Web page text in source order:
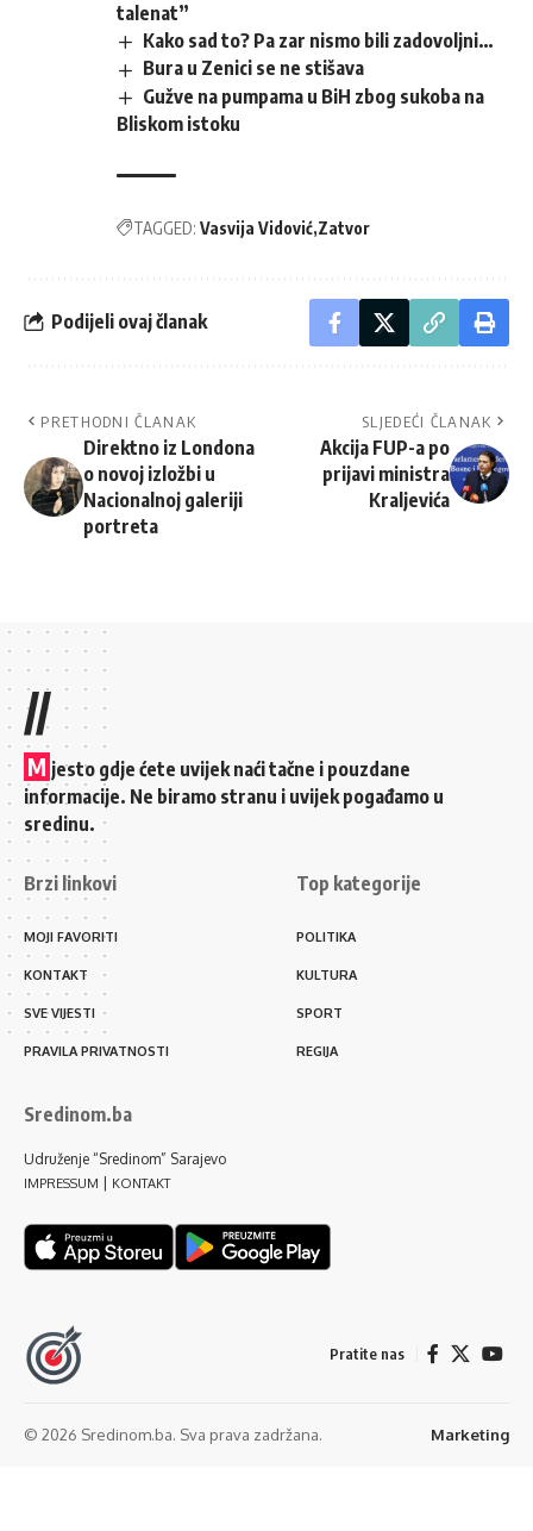
talenat”
Kako sad to? Pa zar nismo bili zadovoljni…
Bura u Zenici se ne stišava
Gužve na pumpama u BiH zbog sukoba na
Bliskom istoku
TAGGED: Vasvija Vidović Zatvor
Podijeli ovaj članak
PRETHODNI ČLANAK
Direktno iz Londona
o novoj izložbi u
Nacionalnoj galeriji
portreta
SLJEDEĆI ČLANAK
Akcija FUP-a po
prijavi ministra
Kraljevića
//
M jesto gdje ćete uvijek naći tačne i pouzdane
informacije. Ne biramo stranu i uvijek pogađamo u
sredinu.
Brzi linkovi
MOJI FAVORITI
KONTAKT
SVE VIJESTI
PRAVILA PRIVATNOSTI
Top kategorije
POLITIKA
KULTURA
SPORT
REGIJA
Sredinom.ba
Udruženje “Sredinom” Sarajevo
IMPRESSUM | KONTAKT
Pratite nas
© 2026 Sredinom.ba. Sva prava zadržana. Marketing